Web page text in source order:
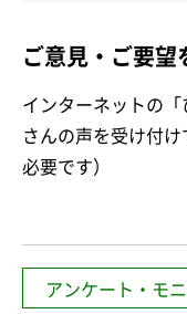
ご意見・ご要望
インターネットの
さんの声を受け付
必要です）
アンケート・モ